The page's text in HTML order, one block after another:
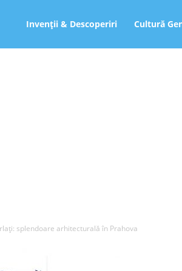
Invenții & Descoperiri Cultură
splendoare arhitecturală în Prahova